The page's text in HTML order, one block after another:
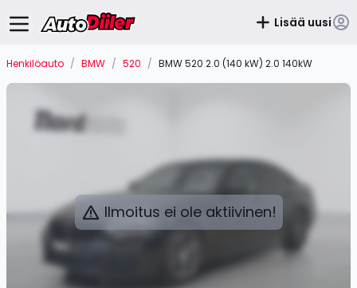
Lisää uusi
Henkilöauto / BMW / 520 / BMW 520 2.0 (140 kW) 2.0 140kW
Ilmoitus ei ole aktiivinen!